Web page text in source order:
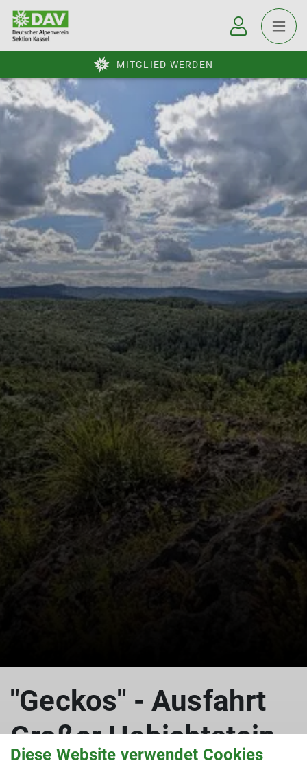
MITGLIED WERDEN
"Geckos" - Ausfahrt
Großer Habichtstein
Diese Website verwendet Cookies